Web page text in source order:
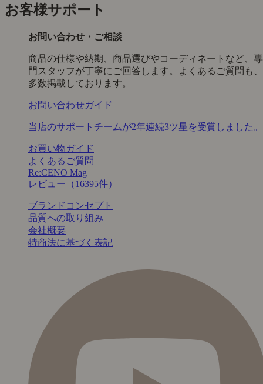
お客様サポート
お問い合わせ・ご相談
商品の仕様や納期、商品選びやコーディネートなど、専
門スタッフが丁寧にご回答します。よくあるご質問も、
多数掲載しております。
お問い合わせガイド
当店のサポートチームが2年連続3ツ星を受賞しました。
お買い物ガイド
よくあるご質問
Re:CENO Mag
レビュー（16395件）
ブランドコンセプト
品質への取り組み
会社概要
特商法に基づく表記